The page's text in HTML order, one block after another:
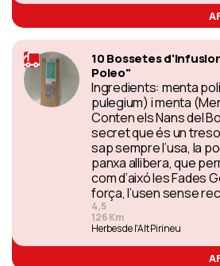
10 Bossetes
Poleo"
Ingredients: menta
pulegium) i menta
Conten els Nans del
secret que és un
sap sempre l’usa, la
panxa allibera, que
com d’aixó les Fades
força, l’usen sense
4,5
126 Km
Herbes de l'Alt Pirineu